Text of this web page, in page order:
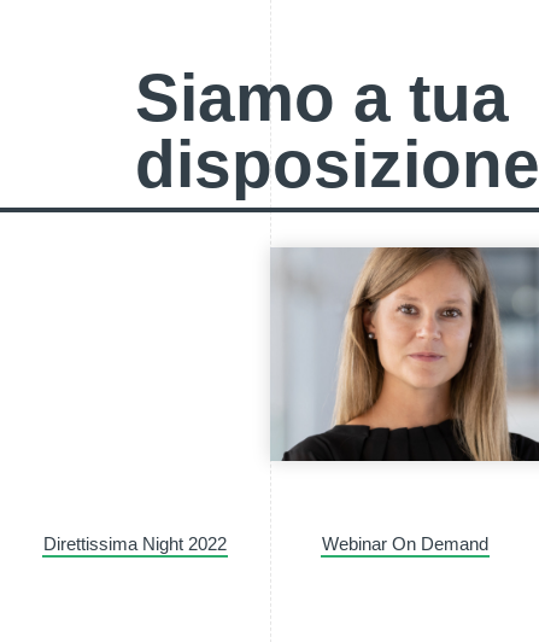
Siamo a tua
disposizione
Direttissima Night 2022 Webinar On Demand